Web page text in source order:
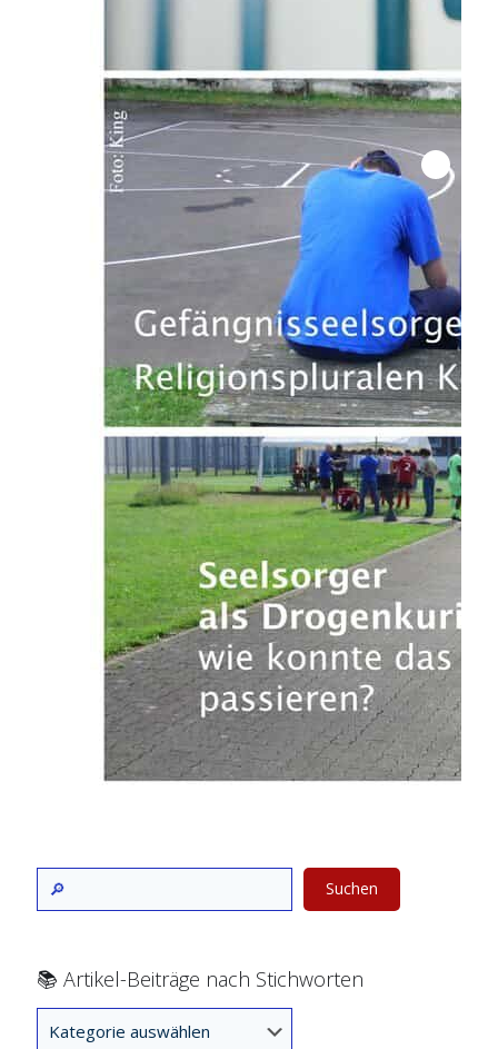
Suchen
📚 Artikel-Beiträge nach Stichworten